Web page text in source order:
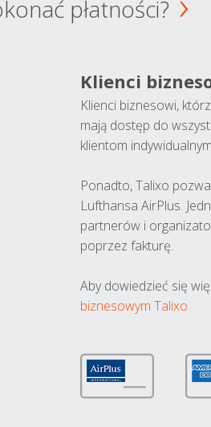
płatności?
Klienci
Klienci biznesowi,
mają dostęp do
klientom
Ponadto, Talixo
Lufthansa AirPlus.
partnerów i
poprzez fakturę.
Aby dowiedzieć się
biznesowym Talixo